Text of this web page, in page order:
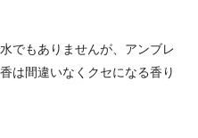
でもありませんが、アンブレ
は間違いなくクセになる香り